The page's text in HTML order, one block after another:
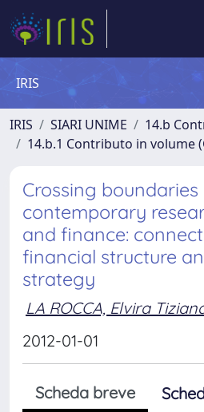
IRIS
IRIS SIARI UNIME
14.b
14.b.1 Contributo in volume
Crossing
contemporary
and finance:
financial structure
strategy
LA ROCCA, Elvira
2012-01-01
Scheda breve